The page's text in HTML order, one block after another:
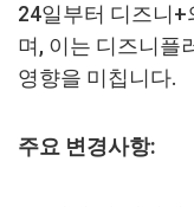
24일부터 디즈니+
며, 이는 디즈니플
영향을 미칩니다.
주요 변경사항: